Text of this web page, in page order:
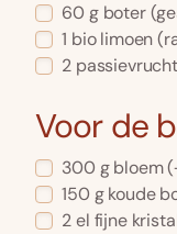
60 g boter
1 bio limoen
2
Voor de
300 g bloem
150 g koude
2el fijne